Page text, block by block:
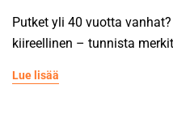
Putket yli 40 vuotta
kiireellinen – tunnista
Lue lisää